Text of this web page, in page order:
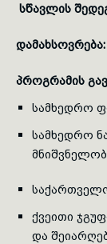
სწავლის
დამახსოვრება:
პროგრამის
სამხედრო
სამხედრო
ქვეითი
და